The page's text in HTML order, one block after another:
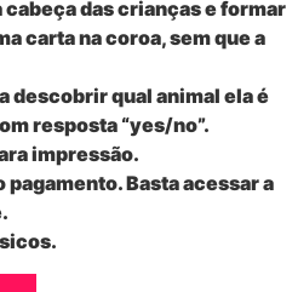
cabeça das crianças e formar
carta na coroa, sem que a
descobrir qual animal ela é
resposta “yes/no”.
impressão.
Basta acessar a